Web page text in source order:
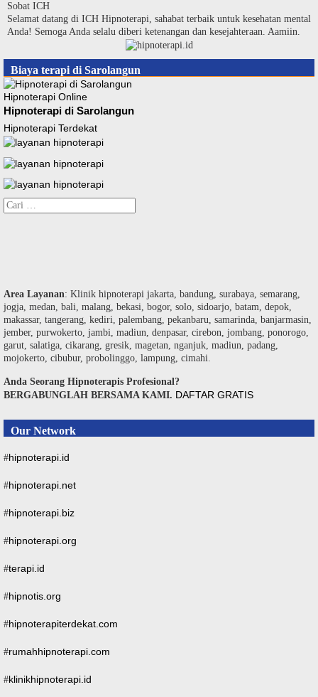
Langsung
ke
konten
Sobat ICH
Selamat datang di ICH Hipnoterapi, sahabat terbaik untuk kesehatan mental
Anda! Semoga Anda selalu diberi ketenangan dan kesejahteraan. Aamiin.
Biaya terapi di Sarolangun
Hipnoterapi Online
Hipnoterapi di Sarolangun
Hipnoterapi Terdekat
Cari
untuk:
Area Layanan: Klinik hipnoterapi jakarta, bandung, surabaya, semarang,
jogja, medan, bali, malang, bekasi, bogor, solo, sidoarjo, batam, depok,
makassar, tangerang, kediri, palembang, pekanbaru, samarinda, banjarmasin,
jember, purwokerto, jambi, madiun, denpasar, cirebon, jombang, ponorogo,
garut, salatiga, cikarang, gresik, magetan, nganjuk, madiun, padang,
mojokerto, cibubur, probolinggo, lampung, cimahi.
Anda Seorang Hipnoterapis Profesional?
BERGABUNGLAH BERSAMA KAMI. DAFTAR GRATIS
Our Network
#hipnoterapi.id
#hipnoterapi.net
#hipnoterapi.biz
#hipnoterapi.org
#terapi.id
#hipnotis.org
#hipnoterapiterdekat.com
#rumahhipnoterapi.com
#klinikhipnoterapi.id